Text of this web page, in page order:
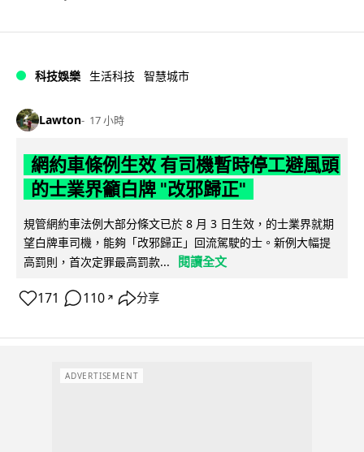
科技娛樂 生活科技 智慧城市
Lawton 17 小時
網約車條例生效 有司機暫時停工避風頭
的士業界籲白牌 "改邪歸正"
規管網約車法例大部分條文已於 8 月 3 日生效，的士業界就期
望白牌車司機，能夠「改邪歸正」回流駕駛的士。新例大幅提
高罰則，首次定罪最高罰款...
閱讀全文
171 110 ↗ 分享
ADVERTISEMENT